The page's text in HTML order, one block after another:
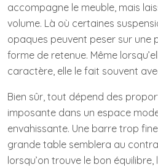
accompagne le meuble, mais
volume. Là où certaines
opaques peuvent peser sur une
forme de retenue. Même
caractère, elle le fait souvent
Bien sûr, tout dépend des
imposante dans un espace
envahissante. Une barre trop
grande table semblera au
lorsqu’on trouve le bon